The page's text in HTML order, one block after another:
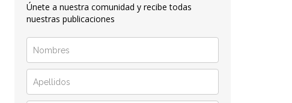
Únete a nuestra comunidad y recibe todas
nuestras publicaciones